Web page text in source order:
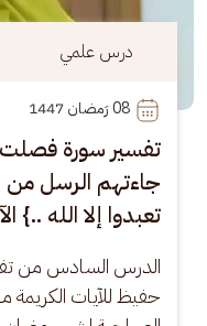
درس علمي
08
جاءتهم الرسل من
تعبدوا إلا الله ..} الآية 23
الدرس السادس من
حفيظ للآيات